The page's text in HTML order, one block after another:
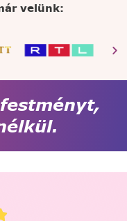
velünk: